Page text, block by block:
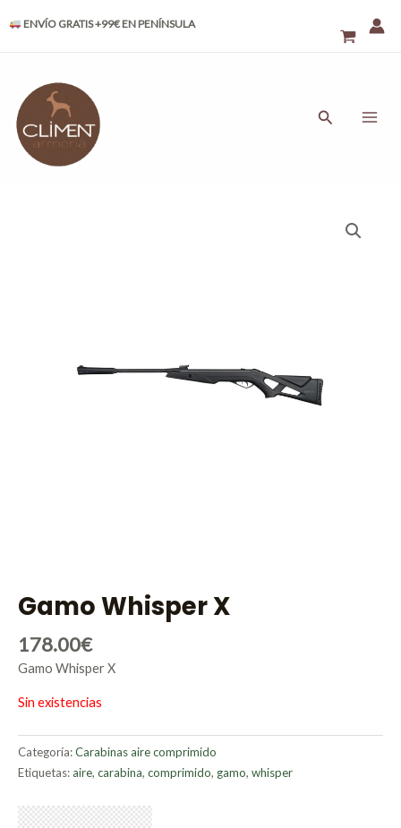
ENVÍO GRATIS +99€ EN PENÍNSULA
Buscar
Gamo Whisper X
178.00€
Gamo Whisper X
Sin existencias
Categoría:Carabinas aire comprimido
Etiquetas:aire, carabina, comprimido, gamo, whisper